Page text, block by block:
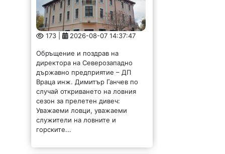
173 | 2026-08-07 14:37:47
Обръщение и поздрав на
директора на Северозападно
държавно предприятие – ДП
Враца инж. Димитър Ганчев по
случай откриването на ловния
сезон за прелетен дивеч:
Уважаеми ловци, уважаеми
служители на ловните и
горските...